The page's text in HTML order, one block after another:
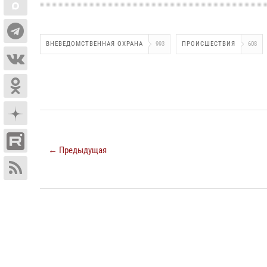
ВНЕВЕДОМСТВЕННАЯ ОХРАНА 993 ПРОИСШЕСТВИЯ 608
← Предыдущая